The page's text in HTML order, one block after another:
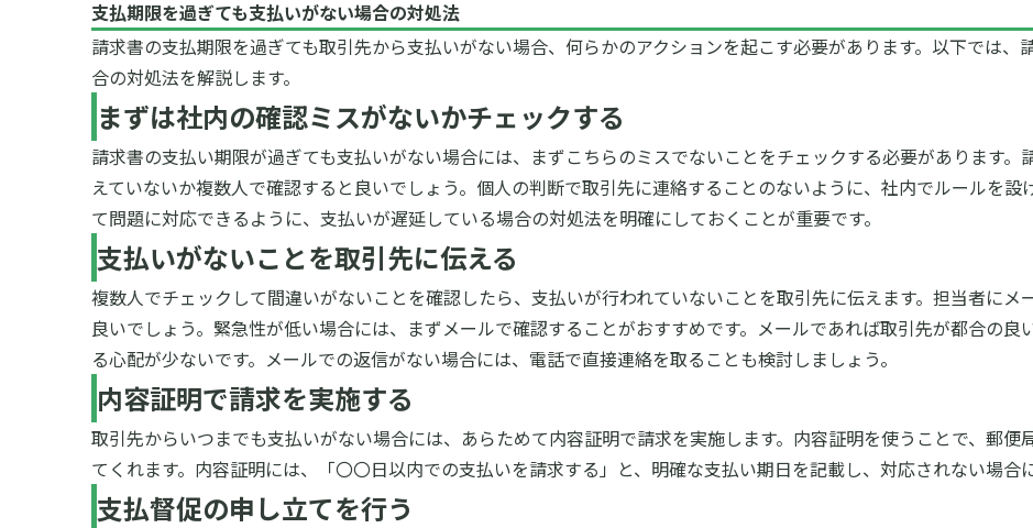
支払期限を過ぎても支払いがない場合の対処法
請求書の支払期限を過ぎても取引先から支払いがない場合、何らかのアクションを起こす必要があります。 以下では、
合の対処法を解説します。
まずは社内の確認ミスがないかチェックする
請求書の支払い期限が過ぎても支払いがない場合には、まずこちらのミスでないことをチェックする必要があります
えていないか複数人で確認すると良いでしょう。 個人の判断で取引先に連絡することのないように、社内でルールを設
て問題に対応できるように、支払いが遅延している場合の対処法を明確にしておくことが重要です。
支払いがないことを取引先に伝える
複数人でチェックして間違いがないことを確認したら、支払いが行われていないことを取引先に伝えます。担当者にメ
良いでしょう。 緊急性が低い場合には、まずメールで確認することがおすすめです。メールであれば取引先が都合の
る心配が少ないです。メールでの返信がない場合には、電話で直接連絡を取ることも検討しましょう。
内容証明で請求を実施する
取引先からいつまでも支払いがない場合には、あらためて内容証明で請求を実施します。内容証明を使うことで、郵
てくれます。 内容証明には、「〇〇日以内での支払いを請求する」と、明確な支払い期日を記載し、対応されない場合
支払督促の申し立てを行う